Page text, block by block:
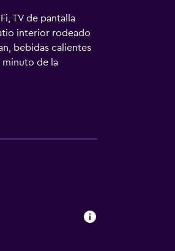
TV de pantalla
interior rodeado
bebidas calientes
minuto de la
de metro
(línea 14).